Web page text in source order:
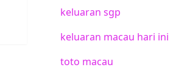
keluaran sgp
keluaran macau hari ini
toto macau